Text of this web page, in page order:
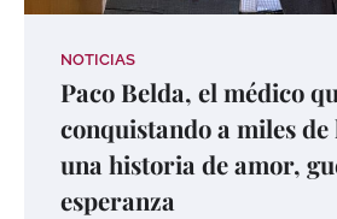
NOTICIAS
Paco Belda, el médico
conquistando a miles de
una historia de amor,
esperanza